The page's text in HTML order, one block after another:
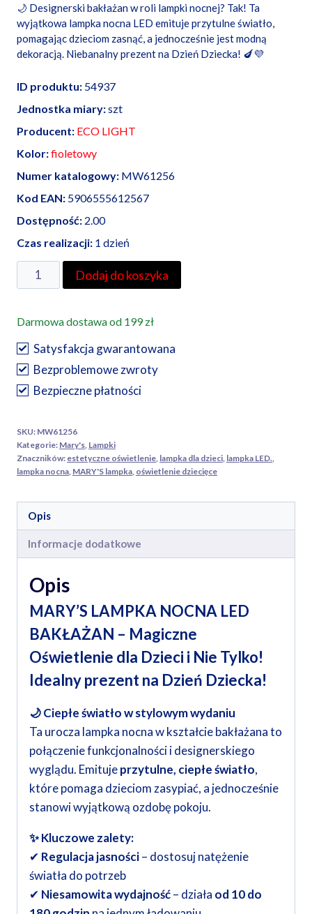
🌙 Designerski bakłażan w roli lampki nocnej? Tak! Ta
wyjątkowa lampka nocna LED emituje przytulne światło,
pomagając dzieciom zasnąć, a jednocześnie jest modną
dekoracją. Niebanalny prezent na Dzień Dziecka! 🍆💜
ID produktu: 54937
Jednostka miary:szt
Producent: ECO LIGHT
Kolor:fioletowy
Numer katalogowy: MW61256
Kod EAN: 5906555612567
Dostępność: 2.00
Czas realizacji: 1 dzień
ilość
Lampka
LED
Bakłażan
dla
Dzieci
Regulowana,
USB-
C,
MARY'S
dla
Dziecka
Dodaj do koszyka
Darmowa dostawa od 199 zł
Satysfakcja gwarantowana
Bezproblemowe zwroty
Bezpieczne płatności
SKU: MW61256
Kategorie: Mary's Lampki
Znaczników: estetyczne oświetlenie lampka dla dzieci lampka LED.
lampka nocna MARY'S lampka oświetlenie dziecięce
Opis
Informacje dodatkowe
Opis
MARY’S LAMPKA NOCNA LED
BAKŁAŻAN – Magiczne
Oświetlenie dla Dzieci i Nie Tylko!
Idealny prezent na Dzień Dziecka!
🌙 Ciepłe światło w stylowym wydaniu
Ta urocza lampka nocna w kształcie bakłażana to
połączenie funkcjonalności i designerskiego
wyglądu. Emitujeprzytulne, ciepłe światło,
które pomaga dzieciom zasypiać, a jednocześnie
stanowi wyjątkową ozdobę pokoju.
✨ Kluczowe zalety:
✔ Regulacja jasności– dostosuj natężenie
światła do potrzeb
✔ Niesamowita wydajność– działa od 10 do